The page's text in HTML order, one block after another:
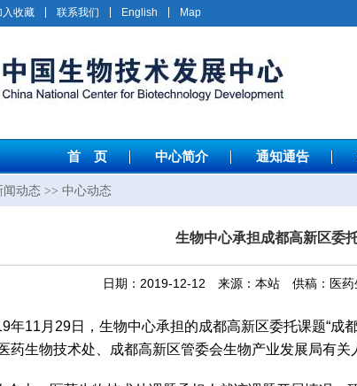
入收藏 联系我们 English Map
首 页 中心简介 通知通告
闻动态>> 中心动态
生物中心承担成都高新区委
日期：2019-12-12 来源：本站 供稿：医
年11月29日，生物中心承担的成都高新区委托课题“成
药生物技术处、成都高新区管委会生物产业发展局有关